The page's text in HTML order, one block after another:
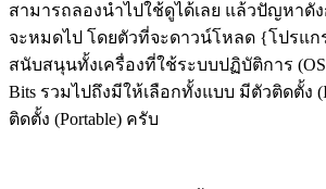
สามารถลองนำไปใช้ดูได้เลย แล้วปัญหาดั
จะหมดไป โดยตัวที่จะดาวน์โหลด {โปรแ
สนับสนุนทั้งเครื่องที่ใช้ระบบปฏิบัติการ
Bits รวมไปถึงมีให้เลือกทั้งแบบ มีตัวติดตั้ง
ติดตั้ง (Portable) ครับ